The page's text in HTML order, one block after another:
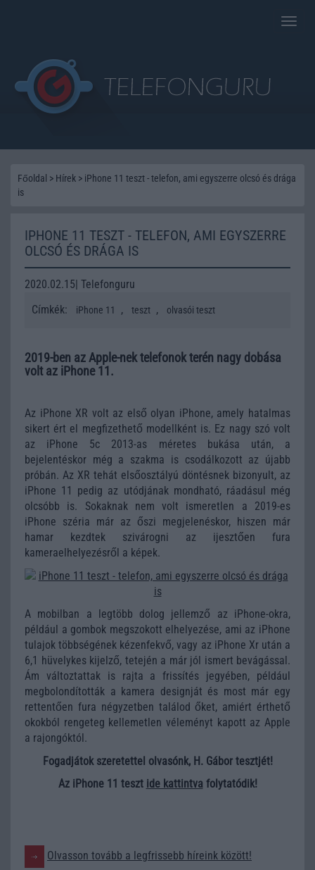
Toggle
Főoldal > Hírek > iPhone 11 teszt - telefon, ami egyszerre olcsó és drága
is
IPHONE 11 TESZT - TELEFON, AMI EGYSZERRE
OLCSÓ ÉS DRÁGA IS
2020.02.15| Telefonguru
Címkék:
iPhone 11 , teszt , olvasói teszt
2019-ben az Apple-nek telefonok terén nagy dobása
volt az iPhone 11.
Az iPhone XR volt az első olyan iPhone, amely hatalmas
sikert ért el megfizethető modellként is. Ez nagy szó volt
az iPhone 5c 2013-as méretes bukása után, a
bejelentéskor még a szakma is csodálkozott az újabb
próbán. Az XR tehát elsőosztályú döntésnek bizonyult, az
iPhone 11 pedig az utódjának mondható, ráadásul még
olcsóbb is. Sokaknak nem volt ismeretlen a 2019-es
iPhone széria már az őszi megjelenéskor, hiszen már
hamar kezdtek szivárogni az ijesztően fura
kameraelhelyezésről a képek.
A mobilban a legtöbb dolog jellemző az iPhone-okra,
például a gombok megszokott elhelyezése, ami az iPhone
tulajok többségének kézenfekvő, vagy az iPhone Xr után a
6,1 hüvelykes kijelző, tetején a már jól ismert bevágással.
Ám változtattak is rajta a frissítés jegyében, például
megbolondították a kamera designját és most már egy
rettentően fura négyzetben találod őket, amiért érthető
okokból rengeteg kellemetlen véleményt kapott az Apple
a rajongóktól.
Fogadjátok szeretettel olvasónk, H. Gábor tesztjét!
Az iPhone 11 teszt ide kattintvafolytatódik!
Olvasson tovább a legfrissebb híreink között!